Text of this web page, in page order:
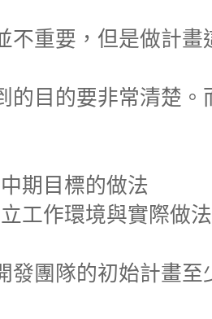
不重要，但是做計畫
的目的要非常清楚
期目標的做法
工作環境與實際做法
發團隊的初始計畫